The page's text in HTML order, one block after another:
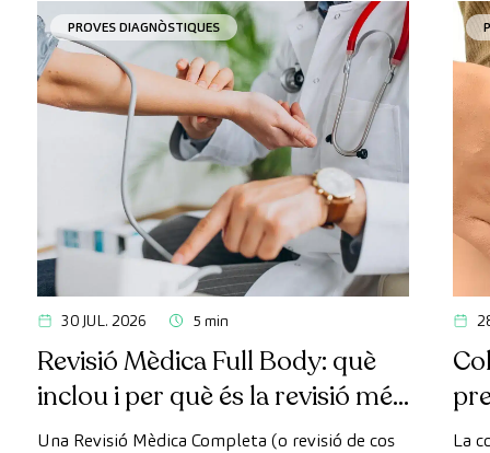
PROVES DIAGNÒSTIQUES
30 JUL. 2026 5 min
Revisió Mèdica Full Body: què
inclou i per què és la revisió més
avançada
Una Revisió Mèdica Completa (o revisió de cos
La